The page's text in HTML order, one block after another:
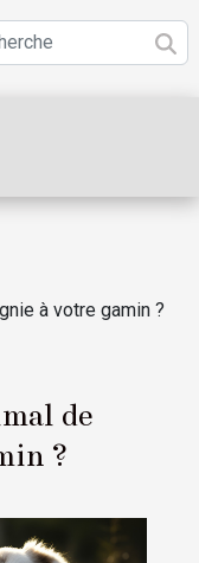
à votre gamin ?
de
?